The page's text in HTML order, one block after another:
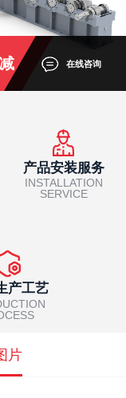
在线咨询
产品安装服务
INSTALLATION
SERVICE
产工艺
片